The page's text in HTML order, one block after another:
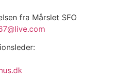
fra Mårslet SFO